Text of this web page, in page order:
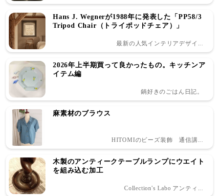
Hans J. Wegnerが1988年に発表した「PP58/3
Tripod Chair（トライポッドチェア）」
最新の人気インテリアデザイ...
2026年上半期買って良かったもの。キッチンア
イテム編
鍋好きのごはん日記。
麻素材のブラウス
HITOMIのビーズ装飾 通信講...
木製のアンティークテーブルランプにウエイト
を組み込む加工
Collection's Labo アンティ...